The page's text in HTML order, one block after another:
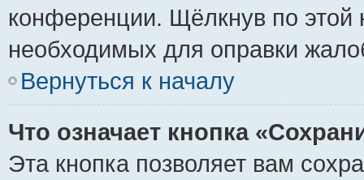
конференции. Щёлкнув по этой
необходимых для оправки
Вернуться к началу
Что означает кнопка
Эта кнопка позволяет вам